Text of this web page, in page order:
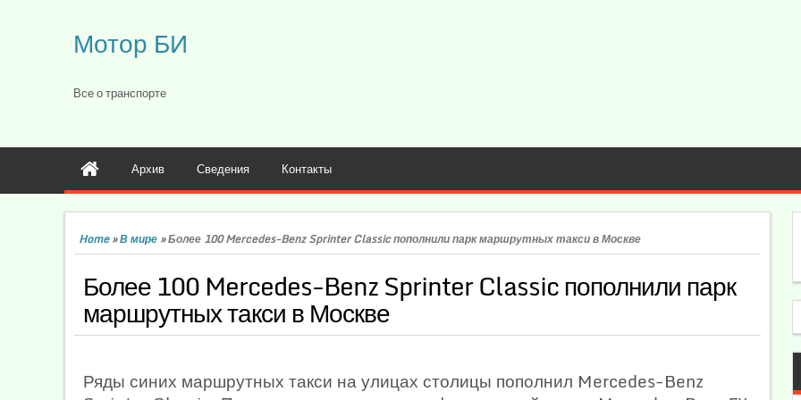
Мотор БИ
Все о транспорте
Архив Сведения Контакты
Home»В мире »Более 100 Mercedes-Benz Sprinter Classic пополнили парк маршрутных такси в Москве
Более 100 Mercedes-Benz Sprinter Classic пополнили парк
маршрутных такси в Москве
Ряды синих маршрутных такси на улицах столицы пополнил Mercedes-Benz